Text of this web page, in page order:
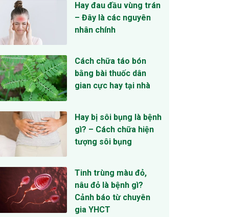
Hay đau đầu vùng trán
– Đây là các nguyên
nhân chính
Cách chữa táo bón
bằng bài thuốc dân
gian cực hay tại nhà
Hay bị sôi bụng là bệnh
gì? – Cách chữa hiện
tượng sôi bụng
Tinh trùng màu đỏ,
nâu đỏ là bệnh gì?
Cảnh báo từ chuyên
gia YHCT